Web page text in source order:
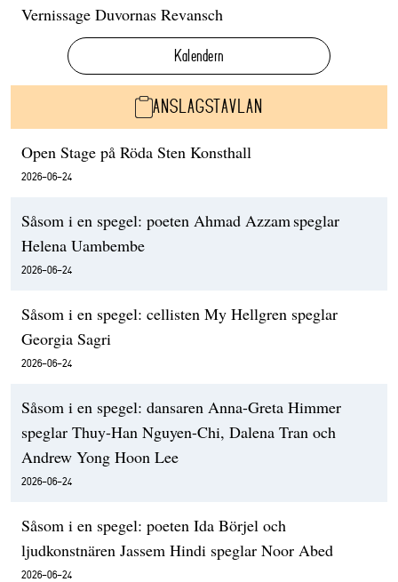
Vernissage Duvornas Revansch
Kalendern
ANSLAGSTAVLAN
Open Stage på Röda Sten Konsthall
2026-06-24
Såsom i en spegel: poeten Ahmad Azzam speglar
Helena Uambembe
2026-06-24
Såsom i en spegel: cellisten My Hellgren speglar
Georgia Sagri
2026-06-24
Såsom i en spegel: dansaren Anna-Greta Himmer
speglar Thuy-Han Nguyen-Chi, Dalena Tran och
Andrew Yong Hoon Lee
2026-06-24
Såsom i en spegel: poeten Ida Börjel och
ljudkonstnären Jassem Hindi speglar Noor Abed
2026-06-24